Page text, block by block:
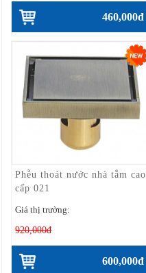
460,000đ
Phễu thoát nước nhà tắm cao
cấp 021
Giá thị trường:
920,000đ
600,000đ